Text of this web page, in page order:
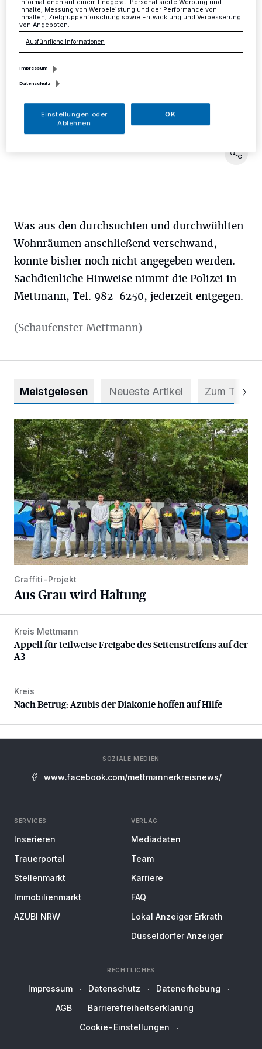
Mettmann·In der Zeit von Freitag, 11 Uhr, bis zum
Montag, 15.40 Uhr, hebelten bislang unbekannte Täter
ein Fenster eines Einfamilienhauses Am Ellersdahl in
den Zugang zu den Räumlichkeiten.
03.11.2017 , 11:17 Uhr Eine Minute Lesezeit
Was aus den durchsuchten und durchwühlten
Wohnräumen anschließend verschwand,
konnte bisher noch nicht angegeben werden.
Sachdienliche Hinweise nimmt die Polizei in
Mettmann, Tel. 982-6250, jederzeit entgegen.
(Schaufenster Mettmann)
Meistgelesen Neueste Artikel Zum Thema
Aus Grau wird Haltung
Graffiti-Projekt
Aus Grau wird Haltung
Appell für teilweise Freigabe des Seitenstreifens auf der A3
Kreis Mettmann
Appell für teilweise Freigabe des Seitenstreifens auf der
A3
Nach Betrug: Azubis der Diakonie hoffen auf Hilfe
Kreis
Nach Betrug: Azubis der Diakonie hoffen auf Hilfe
SOZIALE MEDIEN
www.facebook.com/mettmannerkreisnews/
SERVICES
Inserieren
Trauerportal
Stellenmarkt
Immobilienmarkt
AZUBI NRW
VERLAG
Mediadaten
Team
Karriere
FAQ
Lokal Anzeiger Erkrath
Düsseldorfer Anzeiger
RECHTLICHES
Impressum Datenschutz
Datenerhebung
AGB
Barrierefreiheitserklärung
Cookie-Einstellungen
Informationen auf einem Endgerät. Personalisierte Werbung und
Inhalte, Messung von Werbeleistung und der Performance von
Inhalten, Zielgruppenforschung sowie Entwicklung und Verbesserung
von Angeboten.
Ausführliche Informationen
Impressum
Datenschutz
Einstellungen oder
Ablehnen
OK